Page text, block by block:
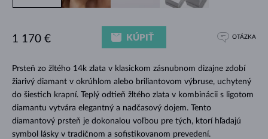
Prsteň zo žltého 14k zlata v klasickom zásnubnom dizajne zdobí
žiarivý diamant v okrúhlom alebo briliantovom výbruse, uchytený
do šiestich krapní. Teplý odtieň žltého zlata v kombinácii s ligotom
diamantu vytvára elegantný a nadčasový dojem. Tento
diamantový prsteň je dokonalou voľbou pre tých, ktorí hľadajú
symbol lásky v tradičnom a sofistikovanom prevedení.
1 170 € KÚPIŤ OTÁZKA